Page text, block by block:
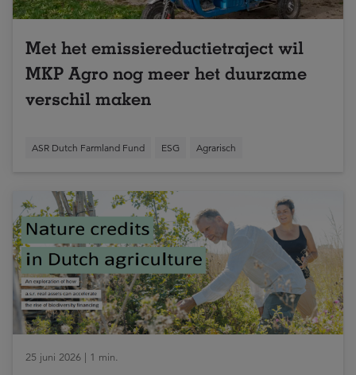
Met het emissiereductietraject wil
MKP Agro nog meer het duurzame
verschil maken
ASR Dutch Farmland Fund ESG Agrarisch
25 juni 2026 | 1 min.